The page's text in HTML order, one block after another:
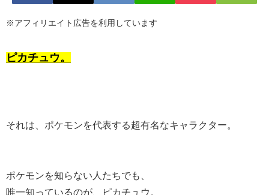
※アフィリエイト広告を利用しています
ピカチュウ。
それは、ポケモンを代表する超有名なキャラクター。
ポケモンを知らない人たちでも、
唯一知っているのが、ピカチュウ。